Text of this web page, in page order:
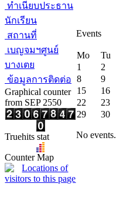
ทำเนียบประธาน
นักเรียน
สถานที่
เบญจมฯศูนย์
บางเตย
ข้อมูลการติดต่อ
Graphical counter
from SEP 2550
Truehits stat
Counter Map
Events
Mo
Tu
1
2
8
9
15
16
22
23
29
30
No events.